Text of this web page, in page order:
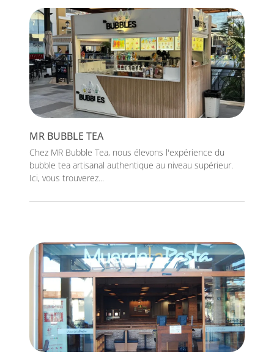
MR BUBBLE TEA
Chez MR Bubble Tea, nous élevons l'expérience du
bubble tea artisanal authentique au niveau supérieur.
Ici, vous trouverez...